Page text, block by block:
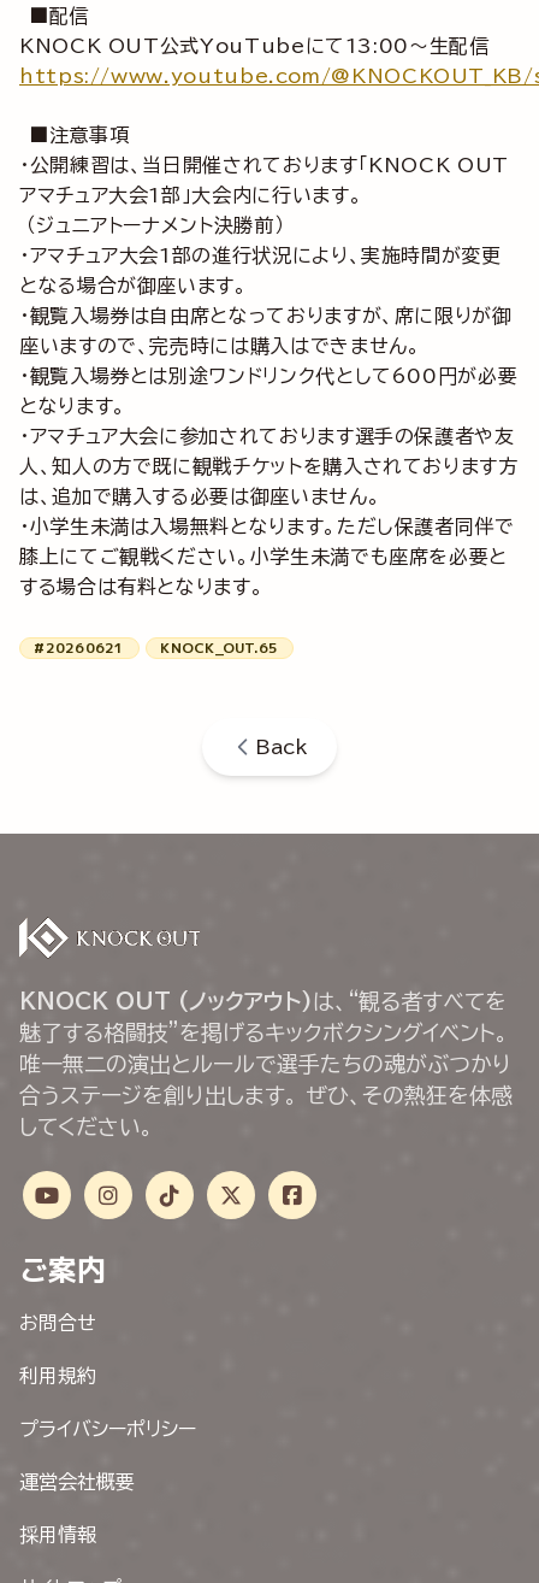
■配信
KNOCK OUT公式YouTubeにて13:00～生配信
https://www.youtube.com/
■注意事項
・公開練習は、当日開催されております「KNOCK OUT
アマチュア大会1部」大会内に行います。
（ジュニアトーナメント決勝前）
・アマチュア大会1部の進行状況により、実施時間が変更
となる場合が御座います。
・観覧入場券は自由席となっておりますが、席に限りが御
座いますので、完売時には購入はできません。
・観覧入場券とは別途ワンドリンク代として600円が必要
となります。
・アマチュア大会に参加されております選手の保護者や友
人、知人の方で既に観戦チケットを購入されております方
は、追加で購入する必要は御座いません。
・小学生未満は入場無料となります。ただし保護者同伴で
膝上にてご観戦ください。小学生未満でも座席を必要と
する場合は有料となります。
#20260621 KNOCK_OUT.65
Back
KNOCK OUT (ノックアウト) は、“観る者すべてを
魅了する格闘技”を掲げるキックボクシングイベント。
唯一無二の演出とルールで選手たちの魂がぶつかり
合うステージを創り出します。 ぜひ、その熱狂を体感
してください。
ご案内
お問合せ
利用規約
プライバシーポリシー
運営会社概要
採用情報